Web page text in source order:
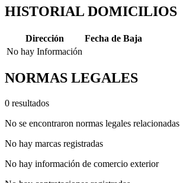
HISTORIAL DOMICILIOS
Dirección
Fecha de Baja
No hay Información
NORMAS LEGALES
0 resultados
No se encontraron normas legales relacionadas
No hay marcas registradas
No hay información de comercio exterior